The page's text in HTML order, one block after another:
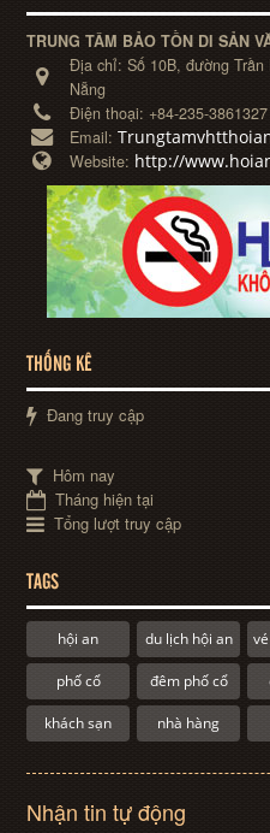
TRUNG TÂM BẢO TỒN DI SẢN
Địa chỉ:Số 10B, đường
Nẵng
Điện thoại: +84-235-3861327
Email:
Website: http://
THỐNG KÊ
Đang truy cập
Hôm nay
Tháng hiện tại
Tổng lượt truy cập
TAGS
hội an du lịch hội an
phố cổ đêm phố cổ
khách sạn nhà hàng
Nhận tin tự động